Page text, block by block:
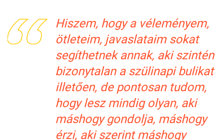
Hiszem, hogy a véleményem,
ötleteim, javaslataim sokat
segíthetnek annak, aki szintén
bizonytalan a szülinapi bulikat
illetően, de pontosan tudom,
hogy lesz mindig olyan, aki
máshogy gondolja, máshogy
érzi, aki szerint máshogy